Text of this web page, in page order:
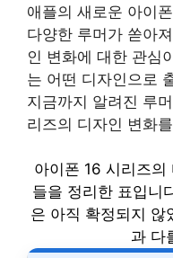
애플의 새로운 아이
다양한 루머가 쏟아
인 변화에 대한 관심
는 어떤 디자인으로
지금까지 알려진 루
리즈의 디자인 변화
아이폰 16 시리즈의
들을 정리한 표입니
은 아직 확정되지 않
과 다